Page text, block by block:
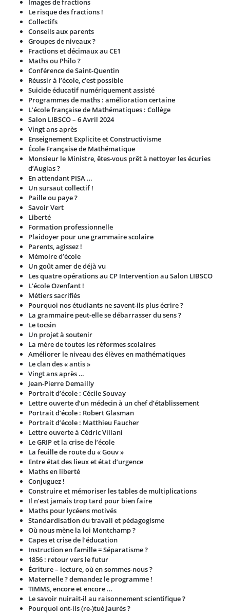
Images de fractions
Le risque des fractions !
Collectifs
Conseils aux parents
Groupes de niveaux ?
Fractions et décimaux au CE1
Maths ou Philo ?
Conférence de Saint-Quentin
Réussir à l’école, c’est possible
Suicide éducatif numériquement assisté
Programmes de maths : amélioration certaine
L’école française de Mathématiques : Collège
Salon LIBSCO – 6 Avril 2024
Vingt ans après
Enseignement Explicite et Constructivisme
École Française de Mathématique
Monsieur le Ministre, êtes-vous prêt à nettoyer les écuries
d’Augias ?
En attendant PISA …
Un sursaut collectif !
Paille ou paye ?
Savoir Vert
Liberté
Formation professionnelle
Plaidoyer pour une grammaire scolaire
Parents, agissez !
Mémoire d’école
Un goût amer de déjà vu
Les quatre opérations au CP Intervention au Salon LIBSCO
L’école Ozenfant !
Métiers sacrifiés
Pourquoi nos étudiants ne savent-ils plus écrire ?
La grammaire peut-elle se débarrasser du sens ?
Le tocsin
Un projet à soutenir
La mère de toutes les réformes scolaires
Améliorer le niveau des élèves en mathématiques
Le clan des « antis »
Vingt ans après …
Jean-Pierre Demailly
Portrait d’école : Cécile Souvay
Lettre ouverte d’un médecin à un chef d’établissement
Portrait d’école : Robert Glasman
Portrait d’école : Matthieu Faucher
Lettre ouverte à Cédric Villani
Le GRIP et la crise de l’école
La feuille de route du « Gouv »
Entre état des lieux et état d’urgence
Maths en liberté
Conjuguez !
Construire et mémoriser les tables de multiplications
Il n’est jamais trop tard pour bien faire
Maths pour lycéens motivés
Standardisation du travail et pédagogisme
Où nous mène la loi Montchamp ?
Capes et crise de l’éducation
Instruction en famille = Séparatisme ?
1856 : retour vers le futur
Écriture – lecture, où en sommes-nous ?
Maternelle ? demandez le programme !
TIMMS, encore et encore …
Le savoir nuirait-il au raisonnement scientifique ?
Pourquoi ont-ils (re-)tué Jaurès ?